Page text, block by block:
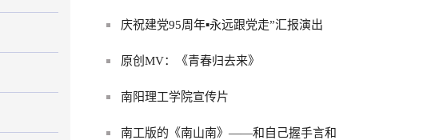
庆祝建党95周年▪永远跟党走”汇报演出
原创MV：《青春归去来》
南阳理工学院宣传片
南工版的《南山南》——和自己握手言和